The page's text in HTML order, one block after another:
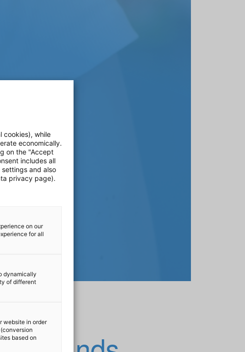
cookies), while
economically.
on the "Accept
includes all
and also
privacy page).
on our
for all
dynamically
of different
website in order
based on